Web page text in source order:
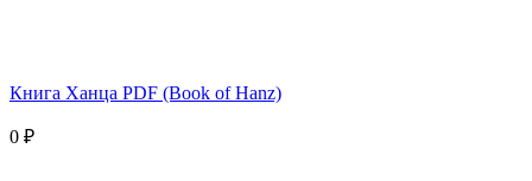
Книга Ханца PDF (Book of Hanz)
0 ₽